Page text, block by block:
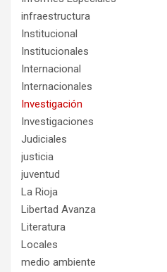
infraestructura
Institucional
Institucionales
Internacional
Internacionales
Investigación
Investigaciones
Judiciales
justicia
juventud
La Rioja
Libertad Avanza
Literatura
Locales
medio ambiente